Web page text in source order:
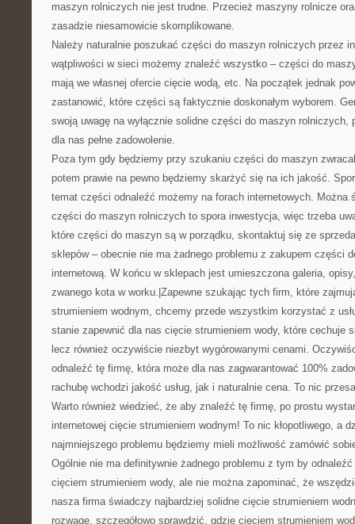
maszyn rolniczych nie jest trudne. Przecież maszyny rolnicze
zasadzie niesamowicie skomplikowane.
Należy naturalnie poszukać części do maszyn rolniczych przez
wątpliwości w sieci możemy znaleźć wszystko – części do
mają we własnej ofercie cięcie wodą, etc. Na początek jednak
zastanowić, które części są faktycznie doskonałym wyborem.
swoją uwagę na wyłącznie solidne części do maszyn rolniczych,
dla nas pełne zadowolenie.
Poza tym gdy będziemy przy szukaniu części do maszyn
potem prawie na pewno będziemy skarżyć się na ich jakość.
temat części odnaleźć możemy na forach internetowych. Można
części do maszyn rolniczych to spora inwestycja, więc trzeba
które części do maszyn są w porządku, skontaktuj się ze
sklepów – obecnie nie ma żadnego problemu z zakupem części
internetową. W końcu w sklepach jest umieszczona galeria,
zwanego kota w worku.|Zapewne szukając tych firm, które
strumieniem wodnym, chcemy przede wszystkim korzystać z
stanie zapewnić dla nas cięcie strumieniem wody, które cechuje
lecz również oczywiście niezbyt wygórowanymi cenami.
odnaleźć tę firmę, która może dla nas zagwarantować 100%
rachubę wchodzi jakość usług, jak i naturalnie cena. To nic
Warto również wiedzieć, że aby znaleźć tę firmę, po prostu
internetowej cięcie strumieniem wodnym! To nic kłopotliwego, a
najmniejszego problemu będziemy mieli możliwość zamówić
Ogólnie nie ma definitywnie żadnego problemu z tym by
cięciem strumieniem wody, ale nie można zapominać, że
nasza firma świadczy najbardziej solidne cięcie strumieniem
rozwagę, szczegółowo sprawdzić, gdzie cięciem strumieniem